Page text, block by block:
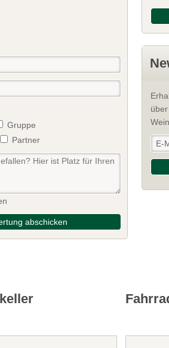
Gruppe
Partner
abschicken